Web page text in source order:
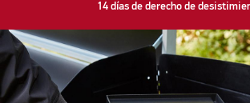
14 días de derecho de